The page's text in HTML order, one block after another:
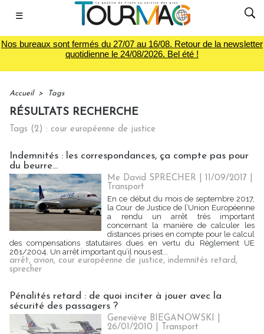
☰
Nos bureaux sont fermés du 27/07 au 16/08. Retour de la newsletter
quotidienne le 24/08/2026. Bel été !
Accueil > Tags
RÉSULTATS RECHERCHE
Tags (2) : cour européenne de justice
Indemnités : les correspondances, ça compte pas pour
du beurre…
Me David SPRECHER | 11/09/2017
Transport
En ce début du mois de septembre 2017,
la Cour de Justice de l’Union Européenne
a rendu un arrêt très important
concernant la manière de calculer les
distances prises en compte pour le calcul
des compensations statutaires dues en vertu du Règlement UE
261/2004. Un arrêt important qu’il nous est...
arrêt, avion, cour européenne de justice, indemnités retard,
sprecher
Pénalités retard : de quoi inciter à jouer avec la
sécurité des passagers ?
Geneviève BIEGANOWSKI |
26/01/2010
Transport